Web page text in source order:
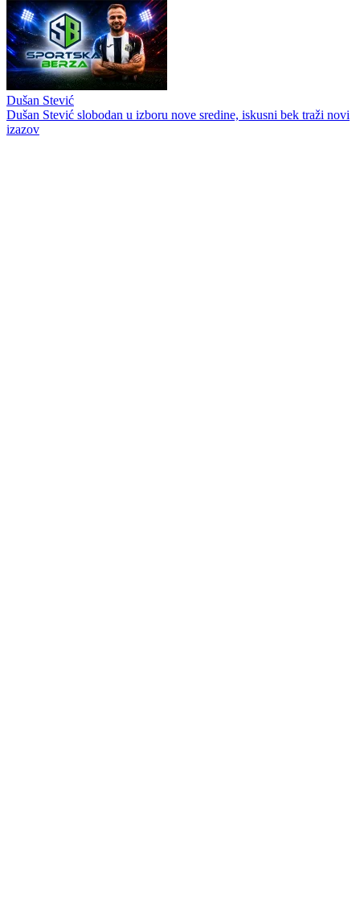
Dušan Stević
Dušan Stević slobodan u izboru nove sredine, iskusni bek traži novi
izazov